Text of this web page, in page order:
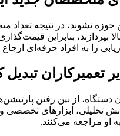
حوزه نشوند، در نتیجه
بپردازند، بنابراین
را به افراد حرفه‌ای
تعمیرکاران تبدیل
از بین رفتن
تحلیلی، ابزارهای
او مراجعه می‌کنند.